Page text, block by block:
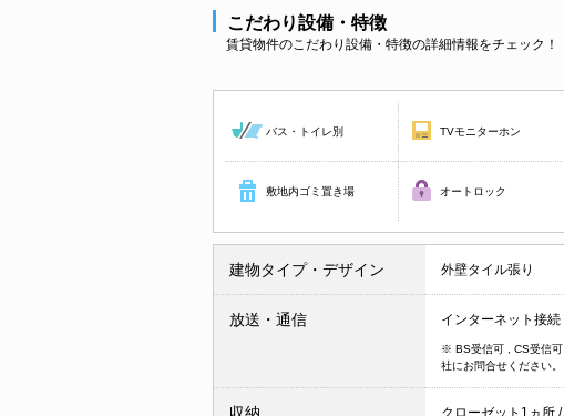
こだわり設備・特徴
賃貸物件のこだわり設備・特徴の詳細情報をチェック！
バス・トイレ別 TVモニターホン
敷地内ゴミ置き場 オートロック
建物タイプ・デザイン 外壁タイル張り
放送・通信 インターネット接
※ BS受信可 , CS受信可
社にお問合せください。
クローゼット1ヵ所 /